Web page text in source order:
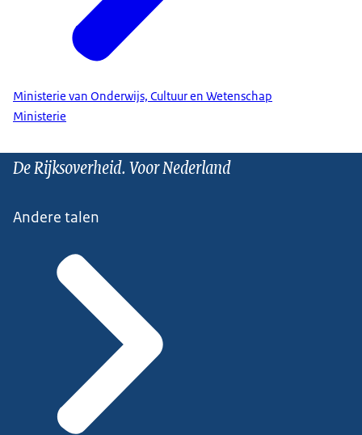
Ministerie van Onderwijs, Cultuur en Wetenschap
Ministerie
De Rijksoverheid. Voor Nederland
Andere talen